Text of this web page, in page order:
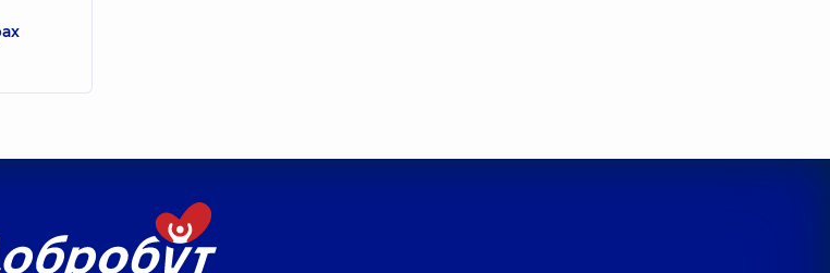
Дубривный Юрий Николаевич